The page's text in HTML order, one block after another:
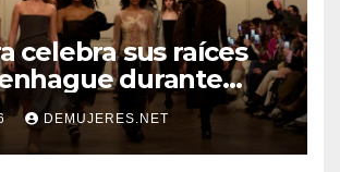
celebra sus raíces
durante
Fashion Week a
alianzas creativas
DEMUJERES.NET